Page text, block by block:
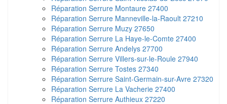
Réparation Serrure Montaure 27400
Réparation Serrure Manneville-la-Raoult 27210
Réparation Serrure Muzy 27650
Réparation Serrure La Haye-le-Comte 27400
Réparation Serrure Andelys 27700
Réparation Serrure Villers-sur-le-Roule 27940
Réparation Serrure Tostes 27340
Réparation Serrure Saint-Germain-sur-Avre 27320
Réparation Serrure La Vacherie 27400
Réparation Serrure Authieux 27220